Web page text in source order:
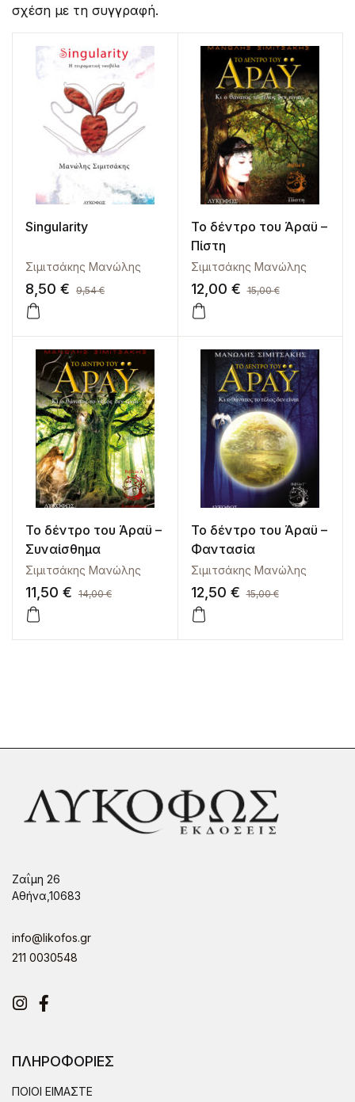
σχέση με τη συγγραφή.
Singularity
Σιμιτσάκης Μανώλης
8,50 € 9,54€
Το δέντρο του Άραϋ –
Πίστη
Σιμιτσάκης Μανώλης
12,00 € 15,00€
Το δέντρο του Άραϋ –
Συναίσθημα
Σιμιτσάκης Μανώλης
11,50 € 14,00€
Το δέντρο του Άραϋ –
Φαντασία
Σιμιτσάκης Μανώλης
12,50 € 15,00€
Ζαΐμη 26
Αθήνα,10683
info@likofos.gr
211 0030548
Instagram
Facebook
ΠΛΗΡΟΦΟΡΙΕΣ
ΠΟΙΟΙ ΕΙΜΑΣΤΕ